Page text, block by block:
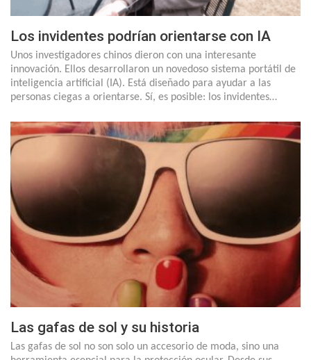
Los invidentes podrían orientarse con IA
Unos investigadores chinos dieron con una interesante
innovación. Ellos desarrollaron un novedoso sistema portátil de
inteligencia artificial (IA). Está diseñado para ayudar a las
personas ciegas a orientarse. Sí, es posible: los invidentes…
Las gafas de sol y su historia
Las gafas de sol no son solo un accesorio de moda, sino una